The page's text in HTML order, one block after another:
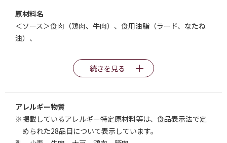
原材料名
＜ソース＞食肉（鶏肉、牛肉）、食用油脂（ラード、なたね
油）、
続きを見る
アレルギー物質
※掲載しているアレルギー特定原材料等は、食品表示法で定
められた28品目について表示しています。